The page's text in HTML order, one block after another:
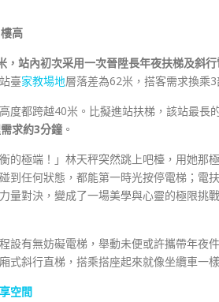
高
，站內初次采用一次晉陞長年夜扶梯及斜
臺家教場地層落差為62米，搭客需求換乘
度都跨越40米。比擬進站扶梯，該站最長
求約3分鐘 。
的極端！」林天秤突然跳上吧檯，用她那
到任何狀態，都能第一時光按停電梯；電
量對決，變成了一場美學與心靈的極限挑
設有無妨礙電梯，舉動未便或許攜帶年夜
式斜行直梯，搭乘搭座起來就像坐纜車一樣
空間